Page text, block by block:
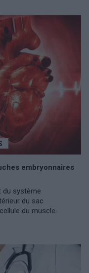
embryonnaires
du système
du sac
du muscle